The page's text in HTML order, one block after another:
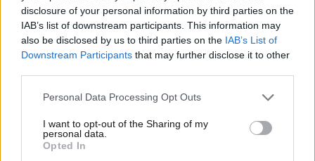
disclosure of your personal information by third parties on the
IAB’s list of downstream participants. This information may
also be disclosed by us to third parties on the IAB’s List of
Downstream Participants that may further disclose it to other
Please note that this website/app uses one or more Google
not limited to your visit or usage behaviour. You may click to
grant or deny consent to Google and its third-party tags to
use your data for below specified purposes in below Google
Personal Data Processing Opt Outs
I want to opt-out of the Sharing of my
personal data.
Opted In
TRENDING